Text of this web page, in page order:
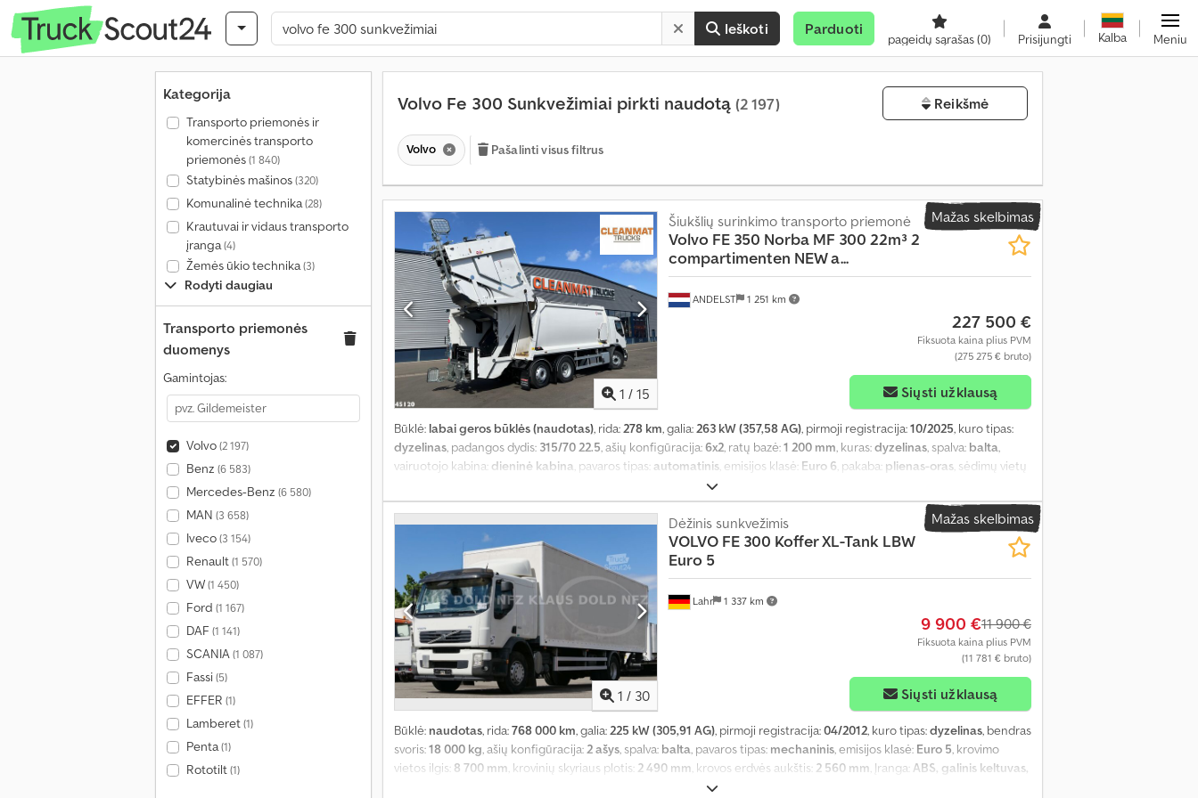
Ieškoti Parduoti
pageidų sąrašas(0) Prisijungti Kalba Meniu
Kategorija
Transporto priemonės ir
komercinės transporto
priemonės(1 840)
Statybinės mašinos(320)
Komunalinė technika(28)
Krautuvai ir vidaus transporto
įranga(4)
Žemės ūkio technika(3)
Rodyti daugiau
Transporto priemonės
duomenys
Gamintojas:
Volvo(2 197)
Benz (6 583)
Mercedes-Benz (6 580)
MAN (3 658)
Iveco(3 154)
Renault(1 570)
VW(1 450)
Ford (1 167)
DAF (1 141)
SCANIA(1 087)
Fassi(5)
EFFER (1)
Lamberet(1)
Penta(1)
Rototilt(1)
Volvo Fe 300 Sunkvežimiai pirkti naudotą (2 197) Reikšmė
Volvo Pašalinti visus filtrus
Mažas skelbimas
1 / 15
ANDELST 1 251 km
Šiukšlių surinkimo transporto priemonė
Volvo FE 350 Norba MF 300 22m³ 2
compartimenten NEW a...
227 500 €
Fiksuota kaina plius PVM
(275 275 € bruto)
Siųsti užklausą
Būklė: labai geros būklės (naudotas), rida:278 km, galia:263 kW (357,58 AG), pirmoji registracija:10/2025, kuro tipas:
dyzelinas, padangos dydis: 315/70 22.5, ašių konfigūracija:6x2, ratų bazė:1 200 mm, kuras:dyzelinas, spalva: balta,
vairuotojo kabina: dieninė kabina, pavaros tipas: automatinis, emisijos klasė: Euro 6, pakaba: plienas-oras, sėdimų vietų
2 500 mm
8 000 kg, leistina ašies apkrova (ašis 2):11 500 kg, leistina ašies apkrova (ašis 3):7 500 kg, Gamybos metai:2025, Įranga:
ABS, diferencialo užraktas, elektrinis langų reguliavimas, kruizo kontrolė, oro kondicionavimas
Mažas skelbimas
1 / 30
Lahr 1 337 km
Dėžinis sunkvežimis
VOLVO FE 300 Koffer XL-Tank LBW
Euro 5
9 900 €11 900 €
Fiksuota kaina plius PVM
(11 781 € bruto)
Siųsti užklausą
Būklė: naudotas, rida:768 000 km, galia:225 kW (305,91 AG), pirmoji registracija:04/2012, kuro tipas:dyzelinas, bendras
svoris:18 000 kg, ašių konfigūracija:2 ašys, spalva: balta, pavaros tipas: mechaninis, emisijos klasė: Euro 5, krovimo
vietos ilgis: 8 700 mm, krovinių skyriaus plotis: 2 490 mm, krovos erdvės aukštis: 2 560 mm, Įranga: ABS, galinis keltuvas,
T
r
a